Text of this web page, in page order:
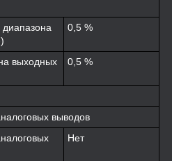
0,5 %
выходных
0,5 %
выводов
Нет